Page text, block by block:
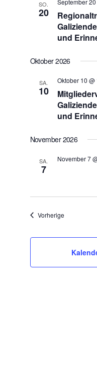
SO.
20
September
und
Oktober 2026
SA.
10
Oktober 10 @
und
November 2026
SA.
7
November 7
Vorherige